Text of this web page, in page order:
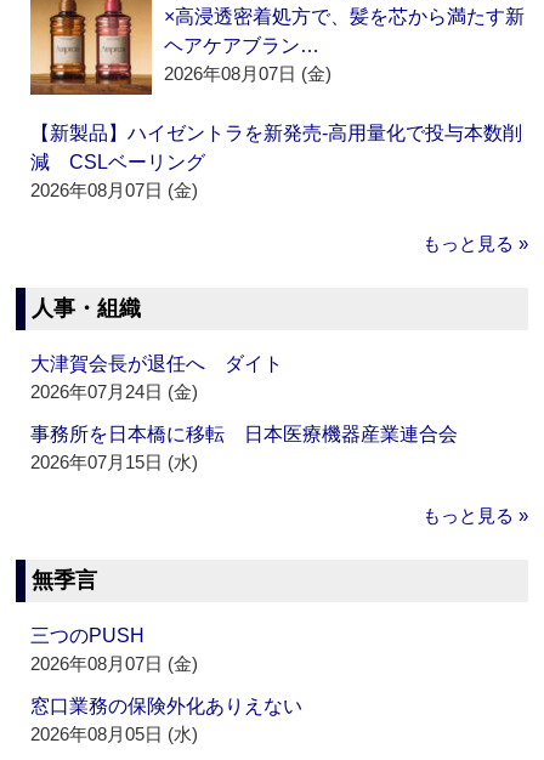
×高浸透密着処方で、髪を芯から満たす新
ヘアケアブラン…
2026年08月07日 (金)
【新製品】ハイゼントラを新発売‐高用量化で投与本数削
減 CSLベーリング
2026年08月07日 (金)
もっと見る »
人事・組織
大津賀会長が退任へ ダイト
2026年07月24日 (金)
事務所を日本橋に移転 日本医療機器産業連合会
2026年07月15日 (水)
もっと見る »
無季言
三つのPUSH
2026年08月07日 (金)
窓口業務の保険外化ありえない
2026年08月05日 (水)